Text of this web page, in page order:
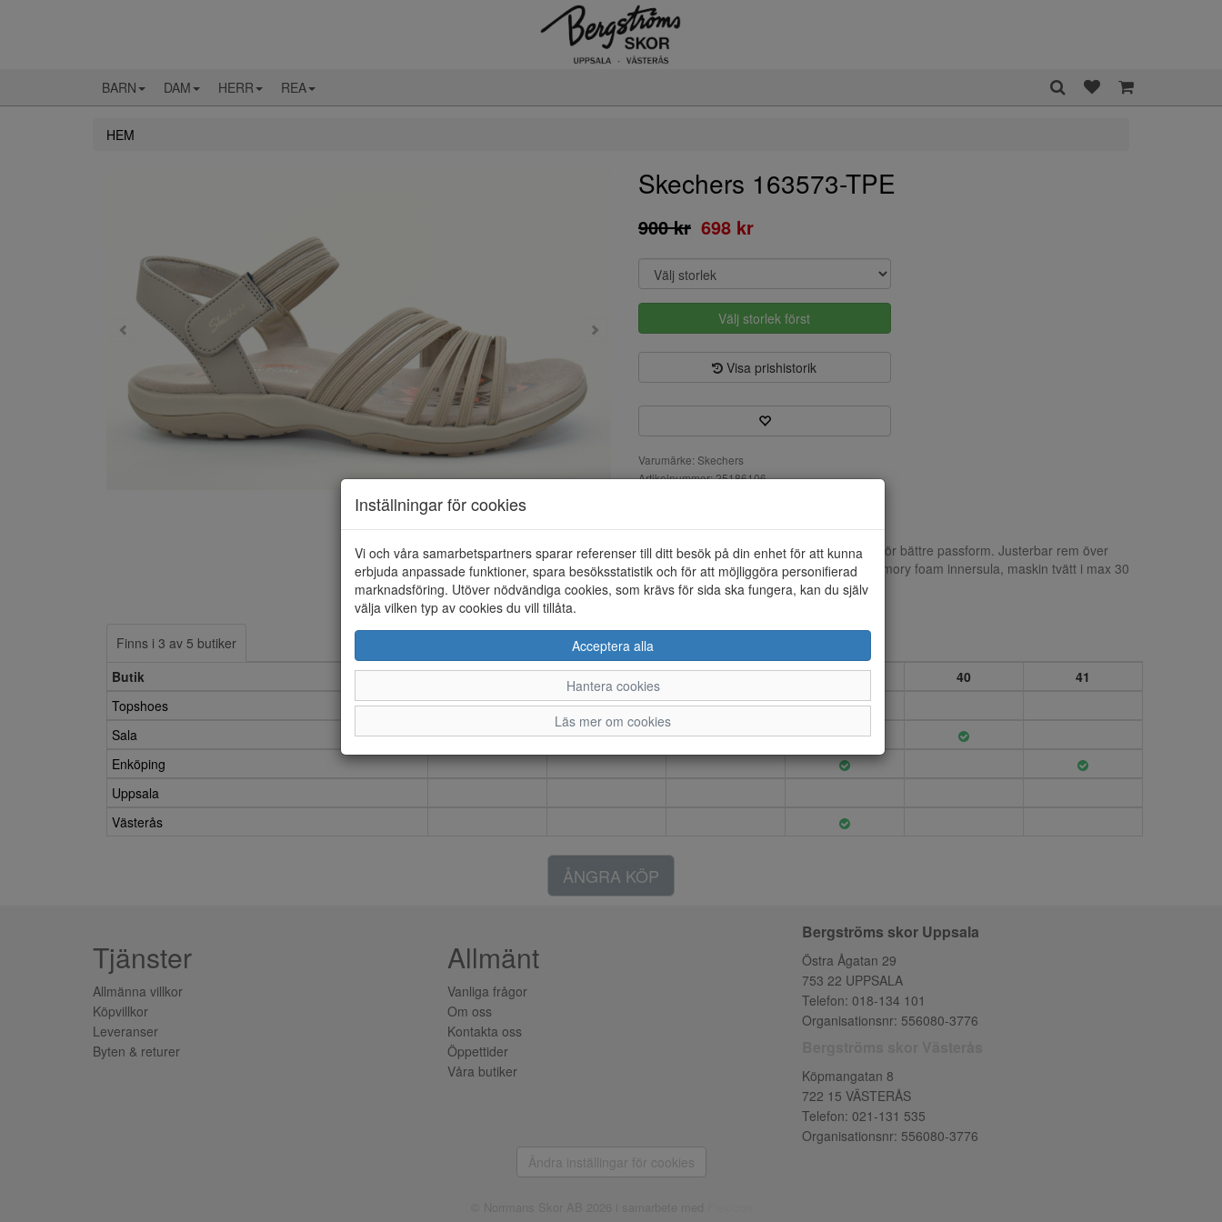
BARN DAM HERR REA
HEM
Skechers 163573-TPE
900 kr 698 kr
Välj storlek först
Visa prishistorik
Varumärke: Skechers
Artikelnummer: 25186106
Reggae Slim sandal med remmar i strech för bättre passform. Justerbar rem över
vristen med kardborreknäppning. Mjuk memory foam innersula, maskin tvätt i max 30
grader och 100% Vegan.
Finns i 3 av 5 butiker
Butik
36 37 38 39 40
41
Topshoes
Sala
Enköping
Uppsala
Västerås
ÅNGRA KÖP
Inställningar för cookies
Vi och våra samarbetspartners sparar referenser till ditt besök på din enhet för att kunna
erbjuda anpassade funktioner, spara besöksstatistik och för att möjliggöra personifierad
marknadsföring. Utöver nödvändiga cookies, som krävs för sida ska fungera, kan du själv
välja vilken typ av cookies du vill tillåta.
Acceptera alla
Hantera cookies
Läs mer om cookies
Tjänster
Allmänna villkor
Köpvillkor
Leveranser
Byten & returer
Allmänt
Vanliga frågor
Om oss
Kontakta oss
Öppettider
Våra butiker
Bergströms skor Uppsala
Östra Ågatan 29
753 22 UPPSALA
Telefon: 018-134 101
Organisationsnr: 556080-3776
Köpmangatan 8
722 15 VÄSTERÅS
Telefon: 021-131 535
Organisationsnr: 556080-3776
Ändra inställingar för cookies